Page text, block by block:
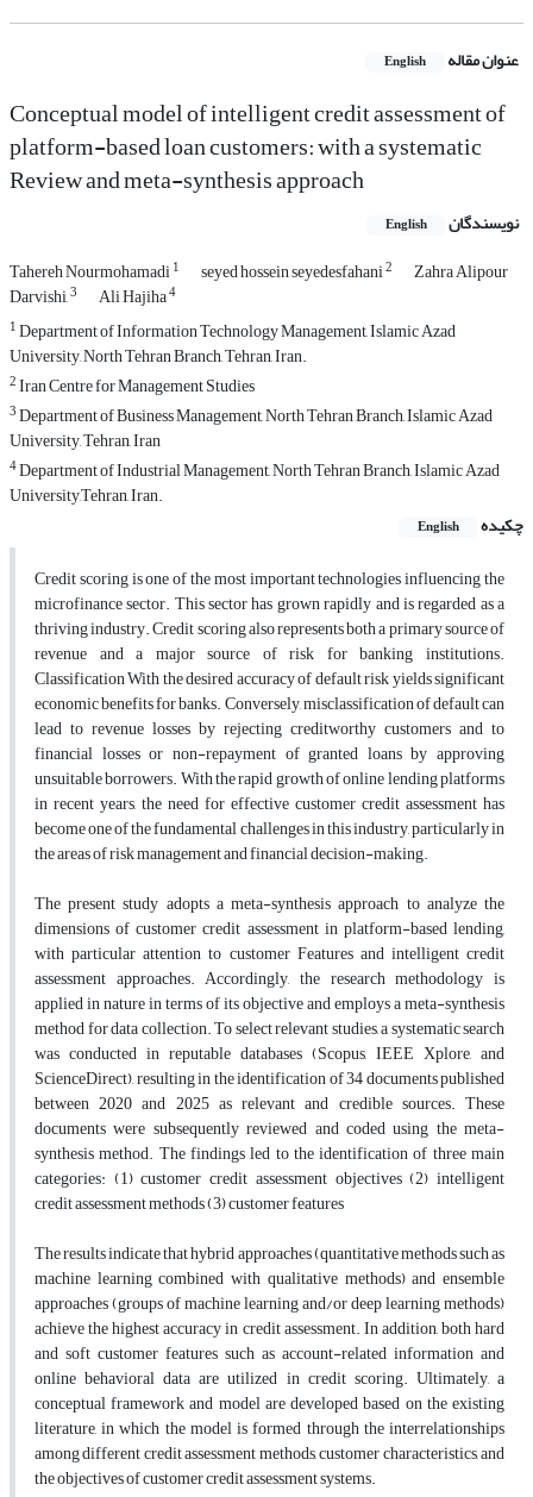
عنوان مقاله English
Conceptual model of intelligent credit assessment of
platform-based loan customers: with a systematic
Review and meta-synthesis approach
نویسندگان English
Tahereh Nourmohamadi1 seyed hossein seyedesfahani2 Zahra Alipour
Darvishi,3 Ali Hajiha4
1Department of Information Technology Management, Islamic Azad
University, North Tehran Branch, Tehran, Iran.
2Iran Centre for Management Studies
3Department of Business Management, North Tehran Branch, Islamic Azad
University, Tehran, Iran
4Department of Industrial Management, North Tehran Branch, Islamic Azad
University,Tehran, Iran.
چکیده
English
Credit scoring is one of the most important technologies influencing the
microfinance sector. This sector has grown rapidly and is regarded as a
thriving industry. Credit scoring also represents both a primary source of
revenue and a major source of risk for banking institutions.
Classification With the desired accuracy of default risk yields significant
economic benefits for banks. Conversely, misclassification of default can
lead to revenue losses by rejecting creditworthy customers and to
financial losses or non-repayment of granted loans by approving
unsuitable borrowers. With the rapid growth of online lending platforms
in recent years, the need for effective customer credit assessment has
become one of the fundamental challenges in this industry, particularly in
the areas of risk management and financial decision-making.
The present study adopts a meta-synthesis approach to analyze the
dimensions of customer credit assessment in platform-based lending,
with particular attention to customer Features and intelligent credit
assessment approaches. Accordingly, the research methodology is
applied in nature in terms of its objective and employs a meta-synthesis
method for data collection. To select relevant studies, a systematic search
was conducted in reputable databases (Scopus, IEEE Xplore, and
ScienceDirect), resulting in the identification of 34 documents published
between 2020 and 2025 as relevant and credible sources. These
documents were subsequently reviewed and coded using the meta-
synthesis method. The findings led to the identification of three main
categories: (1) customer credit assessment objectives (2) intelligent
credit assessment methods (3) customer features
The results indicate that hybrid approaches (quantitative methods such as
machine learning combined with qualitative methods) and ensemble
approaches (groups of machine learning and/or deep learning methods)
achieve the highest accuracy in credit assessment. In addition, both hard
and soft customer features such as account-related information and
online behavioral data are utilized in credit scoring. Ultimately, a
conceptual framework and model are developed based on the existing
literature, in which the model is formed through the interrelationships
among different credit assessment methods, customer characteristics, and
the objectives of customer credit assessment systems.